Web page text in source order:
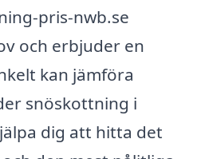
pris-nwb.se
och erbjuder en
kan jämföra
snöskottning i
dig att hitta det